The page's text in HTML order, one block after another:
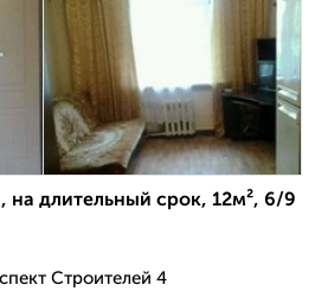
длительный срок, 12м², 6/9
Строителей 4